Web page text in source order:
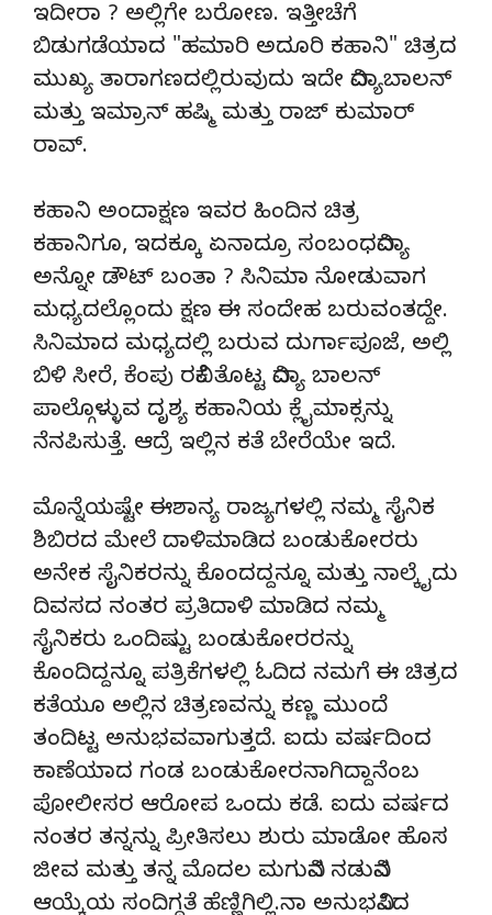
ಇದೀರಾ ? ಅಲ್ಲಿಗೇ ಬರೋಣ. ಇತ್ತೀಚೆಗೆ
ಬಿಡುಗಡೆಯಾದ "ಹಮಾರಿ ಅದೂರಿ ಕಹಾನಿ" ಚಿತ್ರದ
ಮುಖ್ಯ ತಾರಾಗಣದಲ್ಲಿರುವುದು ಇದೇ ವಿದ್ಯಾಬಾಲನ್
ಮತ್ತು ಇಮ್ರಾನ್ ಹಷ್ಮಿ ಮತ್ತು ರಾಜ್ ಕುಮಾರ್
ರಾವ್.
ಕಹಾನಿ ಅಂದಾಕ್ಷಣ ಇವರ ಹಿಂದಿನ ಚಿತ್ರ
ಕಹಾನಿಗೂ, ಇದಕ್ಕೂ ಏನಾದ್ರೂ ಸಂಬಂಧವಿದ್ಯಾ
ಅನ್ನೋ ಡೌಟ್ ಬಂತಾ ? ಸಿನಿಮಾ ನೋಡುವಾಗ
ಮಧ್ಯದಲ್ಲೊಂದು ಕ್ಷಣ ಈ ಸಂದೇಹ ಬರುವಂತದ್ದೇ.
ಸಿನಿಮಾದ ಮಧ್ಯದಲ್ಲಿ ಬರುವ ದುರ್ಗಾಪೂಜೆ, ಅಲ್ಲಿ
ಬಿಳಿ ಸೀರೆ, ಕೆಂಪು ರವಿಕೆ ತೊಟ್ಟ ವಿದ್ಯಾ ಬಾಲನ್
ಪಾಲ್ಗೊಳ್ಳುವ ದೃಶ್ಯ ಕಹಾನಿಯ ಕ್ಲೈಮಾಕ್ಸನ್ನು
ನೆನಪಿಸುತ್ತೆ. ಆದ್ರೆ ಇಲ್ಲಿನ ಕತೆ ಬೇರೆಯೇ ಇದೆ.
ಮೊನ್ನೆಯಷ್ಟೇ ಈಶಾನ್ಯ ರಾಜ್ಯಗಳಲ್ಲಿ ನಮ್ಮ ಸೈನಿಕ
ಶಿಬಿರದ ಮೇಲೆ ದಾಳಿಮಾಡಿದ ಬಂಡುಕೋರರು
ಅನೇಕ ಸೈನಿಕರನ್ನು ಕೊಂದದ್ದನ್ನೂ ಮತ್ತು ನಾಲ್ಕೈದು
ದಿವಸದ ನಂತರ ಪ್ರತಿದಾಳಿ ಮಾಡಿದ ನಮ್ಮ
ಸೈನಿಕರು ಒಂದಿಷ್ಟು ಬಂಡುಕೋರರನ್ನು
ಕೊಂದಿದ್ದನ್ನೂ ಪತ್ರಿಕೆಗಳಲ್ಲಿ ಓದಿದ ನಮಗೆ ಈ ಚಿತ್ರದ
ಕತೆಯೂ ಅಲ್ಲಿನ ಚಿತ್ರಣವನ್ನು ಕಣ್ಣ ಮುಂದೆ
ತಂದಿಟ್ಟ ಅನುಭವವಾಗುತ್ತದೆ. ಐದು ವರ್ಷದಿಂದ
ಕಾಣೆಯಾದ ಗಂಡ ಬಂಡುಕೋರನಾಗಿದ್ದಾನೆಂಬ
ಪೋಲೀಸರ ಆರೋಪ ಒಂದು ಕಡೆ. ಐದು ವರ್ಷದ
ನಂತರ ತನ್ನನ್ನು ಪ್ರೀತಿಸಲು ಶುರು ಮಾಡೋ ಹೊಸ
ಜೀವ ಮತ್ತು ತನ್ನ ಮೊದಲ ಮಗುವಿನ ನಡುವಿನ
ಆಯ್ಕೆಯ ಸಂದಿಗ್ದತೆ ಹೆಣ್ಣಿಗಿಲ್ಲಿ.ನಾ ಅನುಭವಿಸಿದ